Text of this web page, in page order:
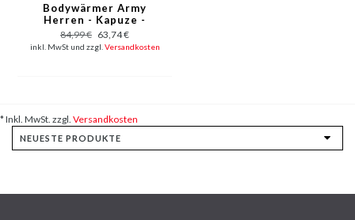
Bodywärmer Army
Herren - Kapuze -
Army Grün
84,99 € 63,74 €
inkl. MwSt und zzgl. Versandkosten
* Inkl. MwSt. zzgl. Versandkosten